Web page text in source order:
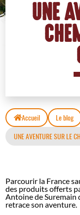
UNE
Accueil
Le blog
UNE AVENTURE SUR LE
Parcourir la France
des produits offerts
Antoine de Suremain
retrace son aventure.